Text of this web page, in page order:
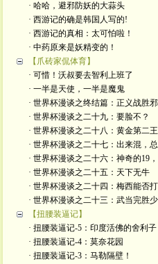
· 哈哈，避邪防妖的大蒜头
· 西游记的确是韩国人写的!
· 西游记的真相：太可怕啦！
· 中药原来是妖精变的！
【爪砖家侃体育】
· 可惜！沃叔要去智利上班了
· 一半是天使，一半是魔鬼
· 世界杯漫谈之终结篇：正义战胜邪
· 世界杯漫谈之二十九：要脸不？
· 世界杯漫谈之二十八：黄金第二王
· 世界杯漫谈之二十七：出来混，总
· 世界杯漫谈之二十六：神奇的19，
· 世界杯漫谈之二十五：天下无牛
· 世界杯漫谈之二十四：梅西能否打
· 世界杯漫谈之二十三：武当完胜少
【扭腰装逼记】
· 扭腰装逼记-5：印度活佛的舍利子
· 扭腰装逼记-4：莫奈花园
· 扭腰装逼记-3：马勒隔壁！